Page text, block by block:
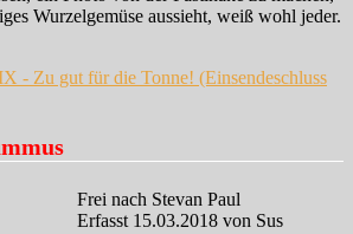
Wurzelgemüse aussieht, weiß wohl jeder.
Frei nach Stevan Paul
Erfasst 15.03.2018 von Sus